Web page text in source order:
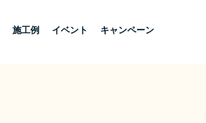
施工例 イベント キャンペーン